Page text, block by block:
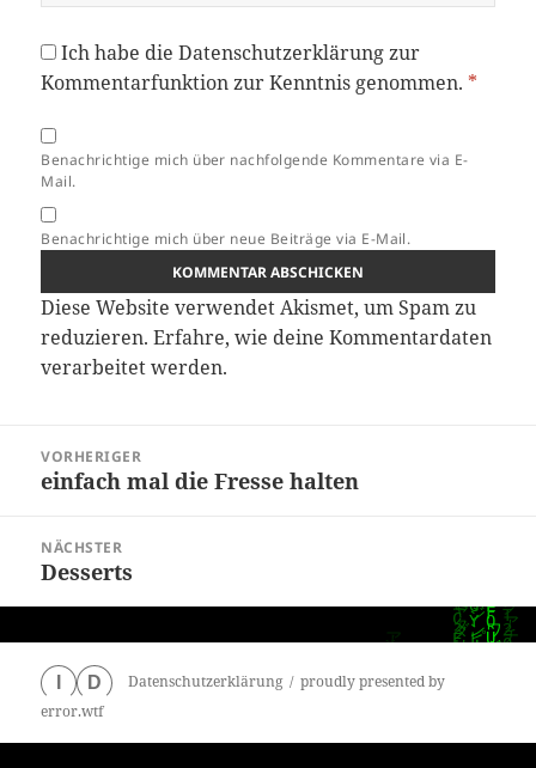
Ich habe dieDatenschutzerklärungzur
Kommentarfunktion zur Kenntnis genommen. *
Benachrichtige mich über nachfolgende Kommentare via E-
Mail.
Benachrichtige mich über neue Beiträge via E-Mail.
Diese Website verwendet Akismet, um Spam zu
reduzieren.Erfahre, wie deine Kommentardaten
verarbeitet werden.
VORHERIGER
Vorheriger
einfach mal die Fresse halten
NÄCHSTER
Nächster
Beitrag:
Desserts
D Datenschutzerklärung
proudly presented by
error.wtf